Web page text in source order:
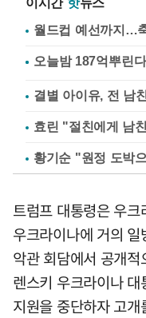
월드컵 예선까지…
결별 아이유, 전 남
효린 "절친에게 남
황기순 "원정 도박
트럼프 대통령은 우
우크라이나에 거의
악관 회담에서 공개
렌스키 우크라이나
지원을 중단하자 고개